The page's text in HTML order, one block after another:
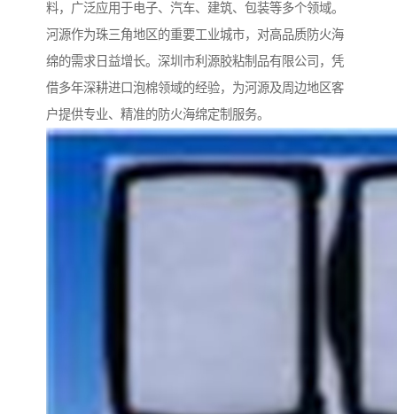
料，广泛应用于电子、汽车、建筑、包装等多个领域。
河源作为珠三角地区的重要工业城市，对高品质防火海
绵的需求日益增长。深圳市利源胶粘制品有限公司，凭
借多年深耕进口泡棉领域的经验，为河源及周边地区客
户提供专业、精准的防火海绵定制服务。